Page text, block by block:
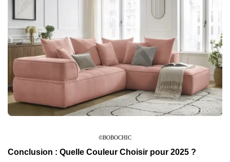
©BOBOCHIC
Conclusion : Quelle Couleur Choisir pour 2025 ?